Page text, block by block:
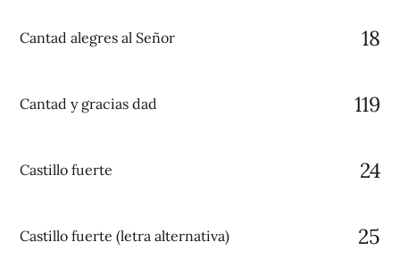
Cantad alegres al Señor 18
Cantad y gracias dad 119
Castillo fuerte 24
Castillo fuerte (letra alternativa) 25